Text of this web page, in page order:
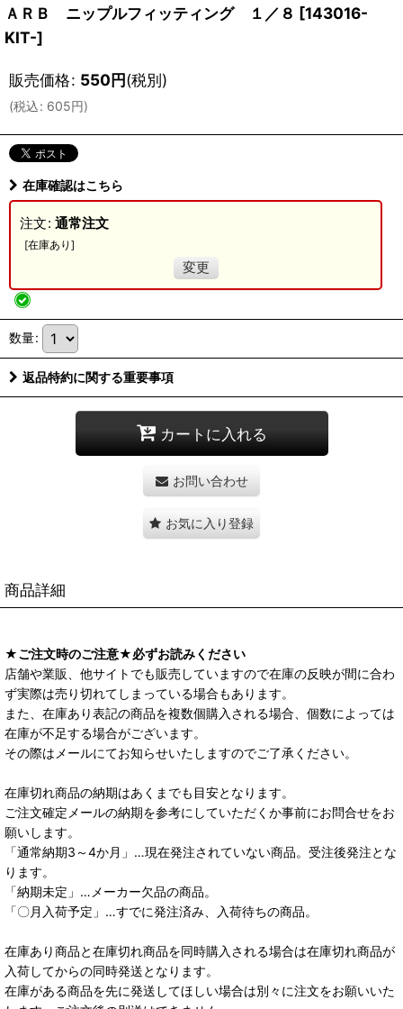
ＡＲＢ ニップルフィッティング １／８ [143016-
KIT-]
販売価格: 550円(税別)
(税込: 605円)
在庫確認はこちら
注文: 通常注文
[在庫あり ]
変更
数量:
返品特約に関する重要事項
カートに入れる
お問い合わせ
お気に入り登録
商品詳細
★ご注文時のご注意★必ずお読みください
店舗や業販、他サイトでも販売していますので在庫の反映が間に合わ
ず実際は売り切れてしまっている場合もあります。
また、在庫あり表記の商品を複数個購入される場合、個数によっては
在庫が不足する場合がございます。
その際はメールにてお知らせいたしますのでご了承ください。
在庫切れ商品の納期はあくまでも目安となります。
ご注文確定メールの納期を参考にしていただくか事前にお問合せをお
願いします。
「通常納期3～4か月」…現在発注されていない商品。受注後発注とな
ります。
「納期未定」…メーカー欠品の商品。
「〇月入荷予定」…すでに発注済み、入荷待ちの商品。
在庫あり商品と在庫切れ商品を同時購入される場合は在庫切れ商品が
入荷してからの同時発送となります。
在庫がある商品を先に発送してほしい場合は別々に注文をお願いいた